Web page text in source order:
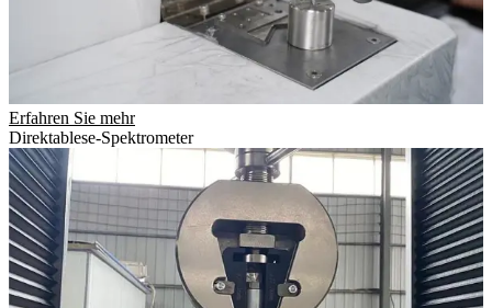
Erfahren Sie mehr
Direktablese-Spektrometer